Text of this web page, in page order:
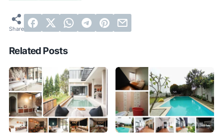
Related Posts